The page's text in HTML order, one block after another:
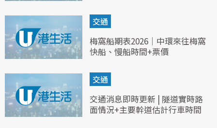
交通
梅窩船期表2026｜中環來往梅窩
快船、慢船時間+票價
交通
交通消息即時更新 | 隧道實時路
面情況+主要幹道估計行車時間